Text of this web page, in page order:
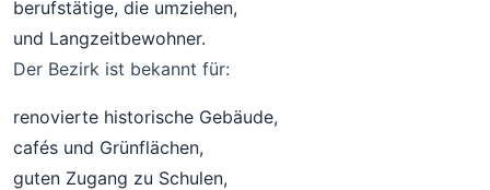
berufstätige, die umziehen,
und Langzeitbewohner.
Der Bezirk ist bekannt für:
renovierte historische Gebäude,
cafés und Grünflächen,
guten Zugang zu Schulen,